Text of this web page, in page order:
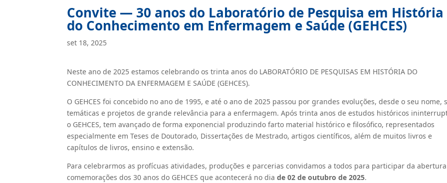
Convite — 30 anos do Laboratório de Pesquisa em História
do Conhecimento em Enfermagem e Saúde (GEHCES)
set 18, 2025
Neste ano de 2025 estamos celebrando os trinta anos do LABORATÓRIO DE PESQUISAS EM HISTÓRIA DO
CONHECIMENTO DA ENFERMAGEM E SAÚDE (GEHCES).
O GEHCES foi concebido no ano de 1995, e até o ano de 2025 passou por grandes evoluções, desde o seu nome,
temáticas e projetos de grande relevância para a enfermagem. Após trinta anos de estudos históricos
o GEHCES, tem avançado de forma exponencial produzindo farto material histórico e filosófico, representados
especialmente em Teses de Doutorado, Dissertações de Mestrado, artigos científicos, além de muitos livros e
capítulos de livros, ensino e extensão.
Para celebrarmos as profícuas atividades, produções e parcerias convidamos a todos para participar da
comemorações dos 30 anos do GEHCES que acontecerá no diade 02 de outubro de 2025.